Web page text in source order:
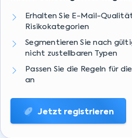
Erhalten Sie E-Mail-
Risikokategorien
Segmentieren Sie nach
nicht zustellbaren Typen
Passen Sie die Regeln für
an
Jetzt registrieren